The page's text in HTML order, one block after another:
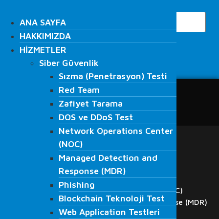
ANA SAYFA
HAKKIMIZDA
HİZMETLER
Siber Güvenlik
Sızma (Penetrasyon) Testi
Red Team
Zafiyet Tarama
DOS ve DDoS Test
Network Operations Center (NOC)
Managed Detection and Response (MDR)
Phishing
ANA SAYFA
HAKKIMIZDA
HİZMETLER
Siber Güvenlik
Sızma (Penetrasyon) Testi
Red Team
Zafiyet Tarama
DOS ve DDoS Test
Network Operations Center
(NOC)
Managed Detection and
Response (MDR)
Phishing
Blockchain Teknoloji Test
Web Application Testleri
ANA SAYFA
HAKKIMIZDA
HİZMETLER
Siber Güvenlik
Sızma (Penetrasyon) Testi
Red Team
Zafiyet Tarama
DOS ve DDoS Test
Network Operations Center
(NOC)
Managed Detection and
Response (MDR)
Phishing
Blockchain Teknoloji Test
Web Application Testleri